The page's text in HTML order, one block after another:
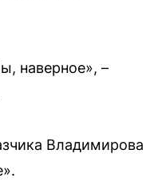
наверное», –
Владимирова